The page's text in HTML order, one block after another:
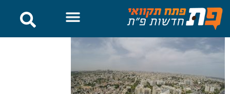
לתוכן